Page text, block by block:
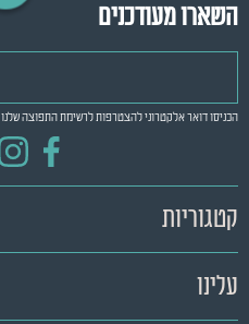
השארו מעודכנים
הכניסו דואר אלקטרוני להצטרפות לרשימת התפוצה שלנו
קטגוריות
עלינו